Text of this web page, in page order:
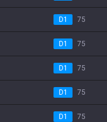
D1 75
D1 75
D1 75
D1 75
D1 75